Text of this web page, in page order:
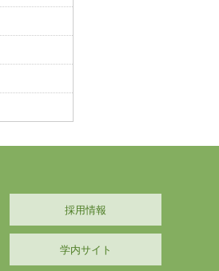
採用情報
学内サイト